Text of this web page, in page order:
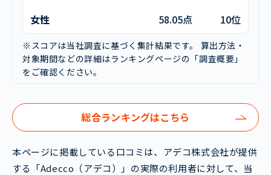
女性
58.05点 10位
※スコアは当社調査に基づく集計結果です。 算出方法・
対象期間などの詳細はランキングページの「調査概要」
をご確認ください。
総合ランキングはこちら
本ページに掲載している口コミは、アデコ株式会社が提供
する「Adecco（アデコ）」の実際の利用者に対して、当